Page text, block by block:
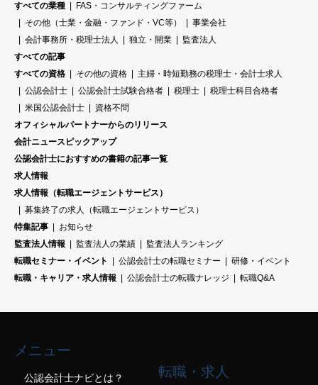
すべての業種
FAS・コンサルティングファーム
その他（士業・金融・ファンド・VC等）
事業会社
会計事務所・税理士法人
独立・開業
監査法人
すべての記事
すべての資格
その他の資格
主婦・時短勤務の税理士・会計士求人
公認会計士
公認会計士試験合格者 税理士
税理士科目合格者
米国公認会計士
資格不問
オフィシャルパートナーからのリリース
会計ニュースピックアップ
公認会計士におすすめの書籍の記事一覧
求人情報
求人情報（転職エージェントサービス）
募集終了の求人（転職エージェントサービス）
特集記事
お知らせ
監査法人情報
監査法人の業績
監査法人ランキング
転職セミナー・イベント
公認会計士の転職セミナー
研修・イベント
転職・キャリア・求人情報
公認会計士の転職ナレッジ 転職Q&A
メニュー
公認会計士ナビとは？
転職・求人